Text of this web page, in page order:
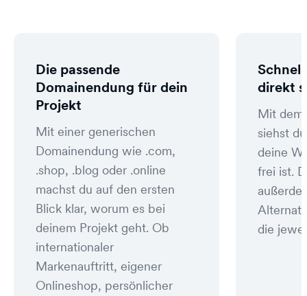
Die passende
Domainendung für dein
Projekt
Mit einer generischen
Domainendung wie .com,
.shop, .blog oder .online
machst du auf den ersten
Blick klar, worum es bei
deinem Projekt geht. Ob
internationaler
Markenauftritt, eigener
Onlineshop, persönlicher
direkt
Mit dem
siehst
deine
frei ist.
die